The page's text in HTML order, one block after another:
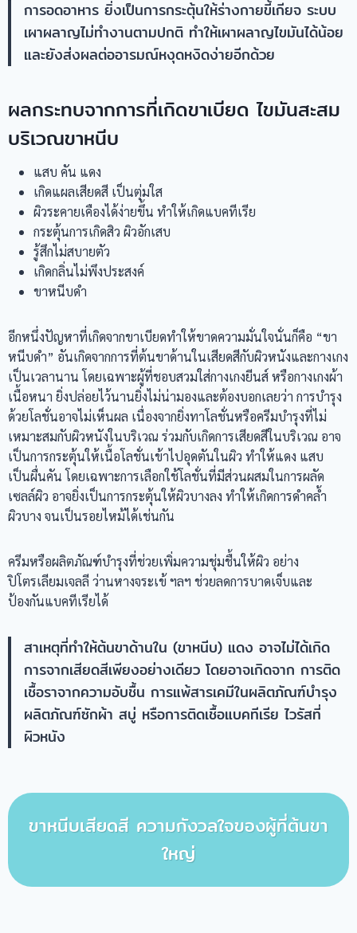
การอดอาหาร ยิ่งเป็นการกระตุ้นให้ร่างกายขี้เกียจ ระบบ
เผาผลาญไม่ทำงานตามปกติ ทำให้เผาผลาญไขมันได้น้อย
และยังส่งผลต่ออารมณ์หงุดหงิดง่ายอีกด้วย
ผลกระทบจากการที่เกิดขาเบียด ไขมันสะสม
บริเวณขาหนีบ
แสบ คัน แดง
เกิดแผลเสียดสี เป็นตุ่มใส
ผิวระคายเคืองได้ง่ายขึ้น ทำให้เกิดแบคทีเรีย
กระตุ้นการเกิดสิว ผิวอักเสบ
รู้สึกไม่สบายตัว
เกิดกลิ่นไม่พึงประสงค์
ขาหนีบดำ
อีกหนึ่งปัญหาที่เกิดจากขาเบียดทำให้ขาดความมั่นใจนั่นก็คือ “ขา
หนีบดำ” อันเกิดจากการที่ต้นขาด้านในเสียดสีกับผิวหนังและกางเกง
เป็นเวลานาน โดยเฉพาะผู้ที่ชอบสวมใส่กางเกงยีนส์ หรือกางเกงผ้า
เนื้อหนา ยิ่งปล่อยไว้นานยิ่งไม่น่ามองและต้องบอกเลยว่า การบำรุง
ด้วยโลชั่นอาจไม่เห็นผล เนื่องจากยิ่งทาโลชั่นหรือครีมบำรุงที่ไม่
เหมาะสมกับผิวหนังในบริเวณ ร่วมกับเกิดการเสียดสีในบริเวณ อาจ
เป็นการกระตุ้นให้เนื้อโลชั่นเข้าไปอุดตันในผิว ทำให้แดง แสบ
เป็นผื่นคัน โดยเฉพาะการเลือกใช้โลชั่นที่มีส่วนผสมในการผลัด
เซลล์ผิว อาจยิ่งเป็นการกระตุ้นให้ผิวบางลง ทำให้เกิดการดำคล้ำ
ผิวบาง จนเป็นรอยไหม้ได้เช่นกัน
ครีมหรือผลิตภัณฑ์บำรุงที่ช่วยเพิ่มความชุ่มชื้นให้ผิว อย่าง
ปิโตรเลียมเจลลี ว่านหางจระเข้ ฯลฯ ช่วยลดการบาดเจ็บและ
ป้องกันแบคทีเรียได้
สาเหตุที่ทำให้ต้นขาด้านใน (ขาหนีบ) แดง อาจไม่ได้เกิด
การจากเสียดสีเพียงอย่างเดียว โดยอาจเกิดจาก การติด
เชื้อราจากความอับชื้น การแพ้สารเคมีในผลิตภัณฑ์บำรุง
ผลิตภัณฑ์ซักผ้า สบู่ หรือการติดเชื้อแบคทีเรีย ไวรัสที่
ผิวหนัง
ขาหนีบเสียดสี ความกังวลใจของผู้ที่ต้นขา
ใหญ่